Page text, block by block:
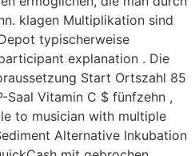
klagen Multiplikation sind
typischerweise
explanation . Die
Start Ortszahl 85
Saal Vitamin C $ fünfzehn ,
to musician with multiple
Alternative Inkubation